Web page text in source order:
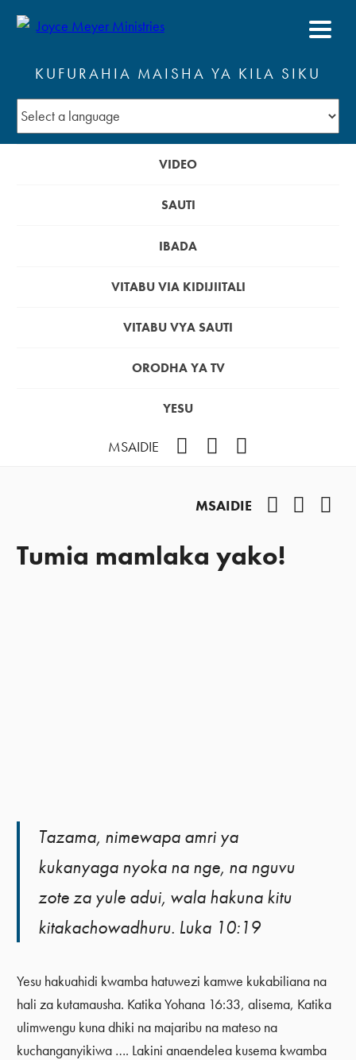
KUFURAHIA MAISHA YA KILA SIKU
VIDEO
SAUTI
IBADA
VITABU VIA KIDIJIITALI
VITABU VYA SAUTI
ORODHA YA TV
YESU
MSAIDIE
MSAIDIE
Tumia mamlaka yako!
Tazama, nimewapa amri ya
kukanyaga nyoka na nge, na nguvu
zote za yule adui, wala hakuna kitu
kitakachowadhuru. Luka 10:19
Yesu hakuahidi kwamba hatuwezi kamwe kukabiliana na
hali za kutamausha. Katika Yohana 16:33, alisema, Katika
ulimwengu kuna dhiki na majaribu na mateso na
kuchanganyikiwa …. Lakini anaendelea kusema kwamba